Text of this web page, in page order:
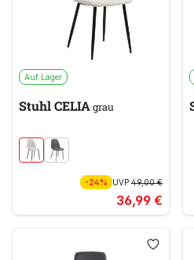
Auf Lager
Stuhl CELIAgrau
-24% UVP 49,00 €
36,99 €